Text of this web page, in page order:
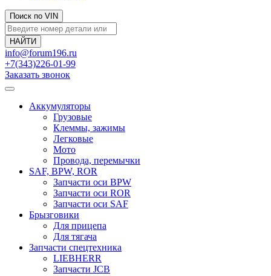
Поиск по VIN
info@forum196.ru
+7(343)226-01-99
Заказать звонок
Аккумуляторы
Грузовые
Клеммы, зажимы
Легковые
Мото
Провода, перемычки
SAF, BPW, ROR
Запчасти оси BPW
Запчасти оси ROR
Запчасти оси SAF
Брызговики
Для прицепа
Для тягача
Запчасти спецтехника
LIEBHERR
Запчасти JCB